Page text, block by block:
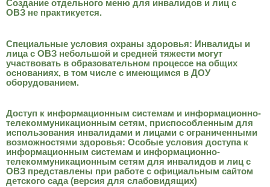
Создание отдельного меню для инвалидов и лиц с
ОВЗ не практикуется.
Специальные условия охраны здоровья: Инвалиды и
лица с ОВЗ небольшой и средней тяжести могут
участвовать в образовательном процессе на общих
основаниях, в том числе с имеющимся в ДОУ
оборудованием.
Доступ к информационным системам и информационно-
телекоммуникационным сетям, приспособленным для
использования инвалидами и лицами с ограниченными
возможностями здоровья: Особые условия доступа к
информационным системам и информационно-
телекоммуникационным сетям для инвалидов и лиц с
ОВЗ представлены при работе с официальным сайтом
детского сада (версия для слабовидящих)